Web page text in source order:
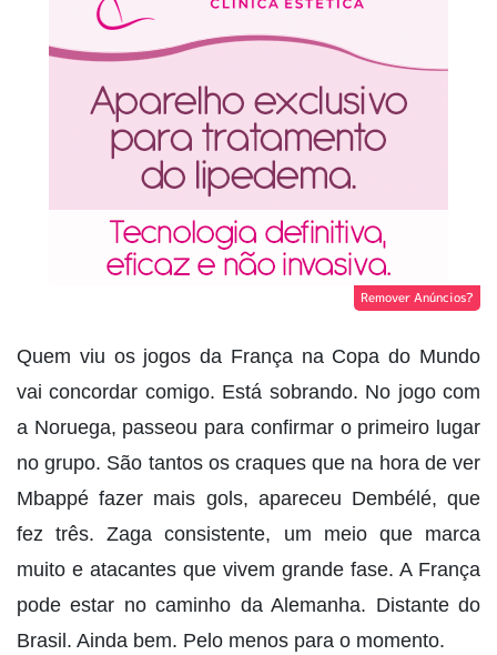
Remover Anúncios?
Quem viu os jogos da França na Copa do Mundo
vai concordar comigo. Está sobrando. No jogo com
a Noruega, passeou para confirmar o primeiro lugar
no grupo. São tantos os craques que na hora de ver
Mbappé fazer mais gols, apareceu Dembélé, que
fez três. Zaga consistente, um meio que marca
muito e atacantes que vivem grande fase. A França
pode estar no caminho da Alemanha. Distante do
Brasil. Ainda bem. Pelo menos para o momento.